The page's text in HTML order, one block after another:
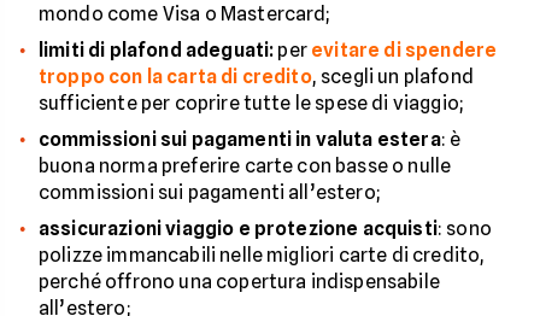
mondo come Visa o Mastercard;
limiti di plafond adeguati: per evitare di spendere
troppo con la carta di credito, scegli un plafond
sufficiente per coprire tutte le spese di viaggio;
commissioni sui pagamenti in valuta estera: è
buona norma preferire carte con basse o nulle
commissioni sui pagamenti all’estero;
assicurazioni viaggio e protezione acquisti: sono
polizze immancabili nelle migliori carte di credito,
perché offrono una copertura indispensabile
all’estero;